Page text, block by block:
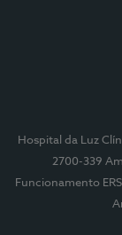
Hospital da Luz
2700-339
Funcionamento